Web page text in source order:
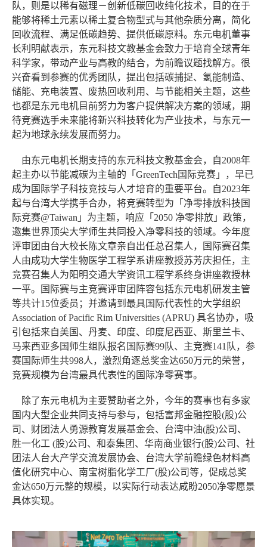
队，则是以稀有磁理－创新低碳回收纯化技术，目的在于
能够将稀土元素以稀土复合物型式与其他杂质分离，简化
回收流程、满足低碳趋势、提供低碳原料。东元电机董事
长利明献表示，东元科技文教基金会致力于培育全球青年
科学家，带动产业与高教的结合，为前瞻议题找解方。很
兴奋看到参赛的优秀团队，提出包括碳捕捉、氢能制造、
储能、充电装置、废热回收利用、与节能相关主题，这些
也都是东元电机目前努力为客户提供解决方案的领域，期
待竞赛选手未来能将新兴科技转化为产业技术，与东元一
起为地球永续发展而努力。
由东元电机长期支持的东元科技文教基金会，自2008年
起主办以节能减碳为主轴的「 GreenTech 国际竞赛」，早已
成为国际学子科技竞技与人才培育的重要平台。自2023年
起与台湾大学携手合办，将竞赛转型为「净零排放科技国
际竞赛@Taiwan 」为主题，响应「 2050 净零排放」政策，
邀集世界顶尖大学师生共同投入净零科技的领域。今年度
评审团由台大校长陈文章亲自出任总召集人，国际赛召集
人由成功大学生物医学工程学系讲座教授苏芳庆担任，主
竞赛召集人为阳明交通大学资讯工程学系终身讲座教授林
一平。国际赛与主竞赛评审团阵容包括东元电机研发主管
等共计15位委员；并邀请到最具国际代表性的大学组织
Association of Pacific Rim Universities (APRU) 具名协办，吸
引包括来自美国、丹麦、印度、印度尼西亚、斯里兰卡、
马来西亚多国师生组队报名国际赛99队、主竞赛141 队，参
赛国际师生共998人，激烈角逐总奖金达650万元的荣誉，
竞赛规模为台湾最具代表性的国际净零赛事。
除了东元电机为主要赞助者之外，今年的赛事也有多家
国内大型企业共同支持与参与，包括富邦金融控股(股)公
司、财团法人勇源教育发展基金会、台湾中油(股)公司、
胜一化工 (股)公司、和泰集团、华南商业银行(股)公司、社
团法人台大产学交流发展协会、台湾大学前瞻绿色材料高
值化研究中心、南宝树脂化学工厂(股)公司等，促成总奖
金达650万元整的规模，以实际行动表达咸盼2050净零愿景
具体实现。